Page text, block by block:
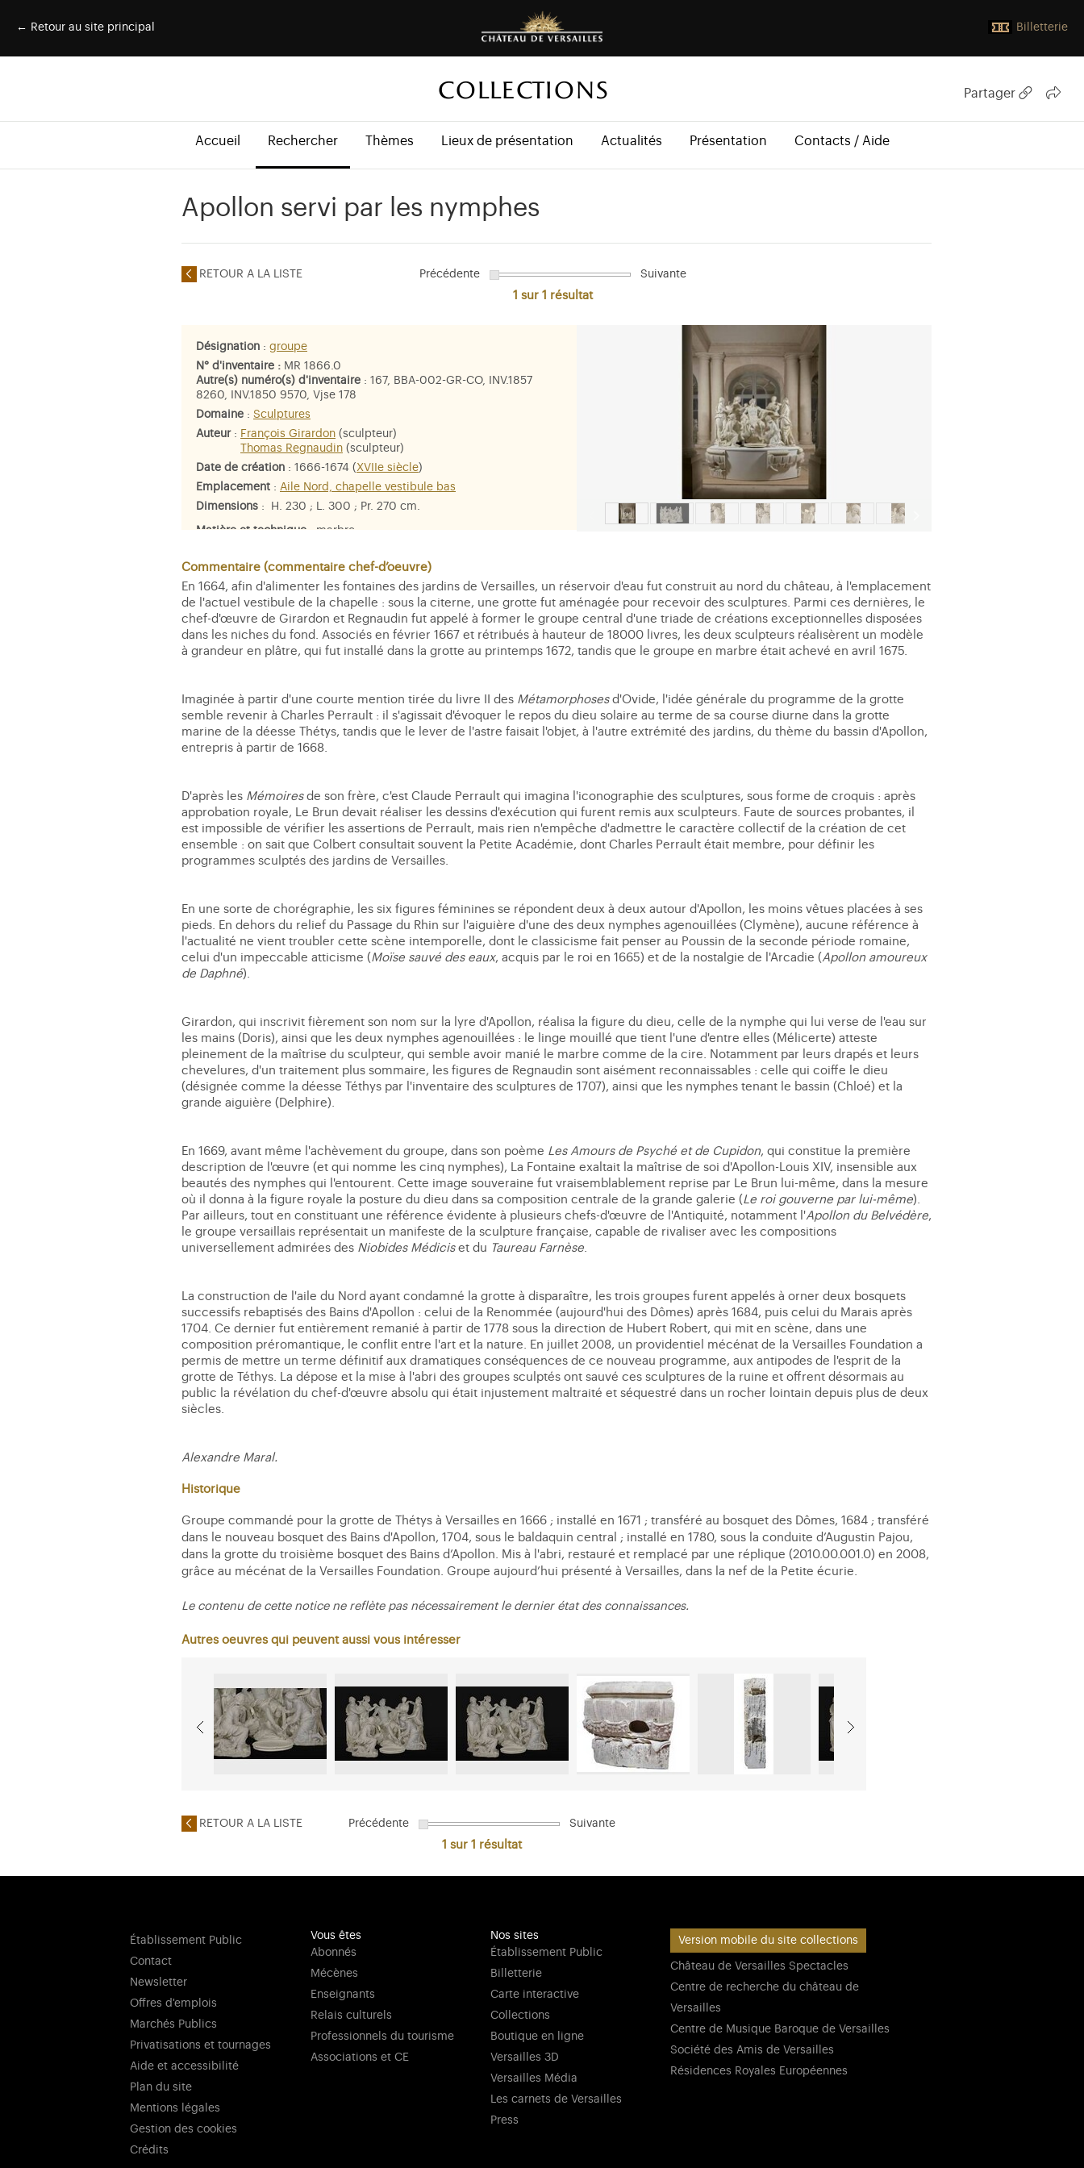
Billetterie
← Retour au site principal
COLLECTIONS Partager
Accueil Rechercher Thèmes Lieux de présentation Actualités Présentation Contacts / Aide
Apollon servi par les nymphes
RETOUR A LA LISTE Précédente Suivante
1 sur 1 résultat
Désignation : groupe
N° d'inventaire : MR 1866.0
Autre(s) numéro(s) d'inventaire : 167, BBA-002-GR-CO, INV.1857
8260, INV.1850 9570, Vjse 178
Domaine : Sculptures
Auteur: François Girardon (sculpteur)
Thomas Regnaudin (sculpteur)
Date de création : 1666-1674 ( XVIIe siècle)
Emplacement : Aile Nord, chapelle vestibule bas
Dimensions : H. 230 ; L. 300 ; Pr. 270 cm.
Matière et technique : marbre
Commentaire (commentaire chef-d’oeuvre)
En 1664, afin d'alimenter les fontaines des jardins de Versailles, un réservoir d'eau fut construit au nord du château, à l'emplacement
de l'actuel vestibule de la chapelle : sous la citerne, une grotte fut aménagée pour recevoir des sculptures. Parmi ces dernières, le
chef-d'œuvre de Girardon et Regnaudin fut appelé à former le groupe central d'une triade de créations exceptionnelles disposées
dans les niches du fond. Associés en février 1667 et rétribués à hauteur de 18000 livres, les deux sculpteurs réalisèrent un modèle
à grandeur en plâtre, qui fut installé dans la grotte au printemps 1672, tandis que le groupe en marbre était achevé en avril 1675.
Imaginée à partir d'une courte mention tirée du livre II des Métamorphosesd'Ovide, l'idée générale du programme de la grotte
semble revenir à Charles Perrault : il s'agissait d'évoquer le repos du dieu solaire au terme de sa course diurne dans la grotte
marine de la déesse Thétys, tandis que le lever de l'astre faisait l'objet, à l'autre extrémité des jardins, du thème du bassin d'Apollon,
entrepris à partir de 1668.
D'après les Mémoiresde son frère, c'est Claude Perrault qui imagina l'iconographie des sculptures, sous forme de croquis : après
approbation royale, Le Brun devait réaliser les dessins d'exécution qui furent remis aux sculpteurs. Faute de sources probantes, il
est impossible de vérifier les assertions de Perrault, mais rien n'empêche d'admettre le caractère collectif de la création de cet
ensemble : on sait que Colbert consultait souvent la Petite Académie, dont Charles Perrault était membre, pour définir les
programmes sculptés des jardins de Versailles.
En une sorte de chorégraphie, les six figures féminines se répondent deux à deux autour d'Apollon, les moins vêtues placées à ses
pieds. En dehors du relief du Passage du Rhin sur l'aiguière d'une des deux nymphes agenouillées (Clymène), aucune référence à
l'actualité ne vient troubler cette scène intemporelle, dont le classicisme fait penser au Poussin de la seconde période romaine,
celui d'un impeccable atticisme (Moïse sauvé des eaux, acquis par le roi en 1665) et de la nostalgie de l'Arcadie (Apollon amoureux
de Daphné).
Girardon, qui inscrivit fièrement son nom sur la lyre d'Apollon, réalisa la figure du dieu, celle de la nymphe qui lui verse de l'eau sur
les mains (Doris), ainsi que les deux nymphes agenouillées : le linge mouillé que tient l'une d'entre elles (Mélicerte) atteste
pleinement de la maîtrise du sculpteur, qui semble avoir manié le marbre comme de la cire. Notamment par leurs drapés et leurs
chevelures, d'un traitement plus sommaire, les figures de Regnaudin sont aisément reconnaissables : celle qui coiffe le dieu
(désignée comme la déesse Téthys par l'inventaire des sculptures de 1707), ainsi que les nymphes tenant le bassin (Chloé) et la
grande aiguière (Delphire).
En 1669, avant même l'achèvement du groupe, dans son poème Les Amours de Psyché et de Cupidon, qui constitue la première
description de l'œuvre (et qui nomme les cinq nymphes), La Fontaine exaltait la maîtrise de soi d'Apollon-Louis XIV, insensible aux
beautés des nymphes qui l'entourent. Cette image souveraine fut vraisemblablement reprise par Le Brun lui-même, dans la mesure
où il donna à la figure royale la posture du dieu dans sa composition centrale de la grande galerie (Le roi gouverne par lui-même).
Par ailleurs, tout en constituant une référence évidente à plusieurs chefs-d'œuvre de l'Antiquité, notamment l'Apollon du Belvédère,
le groupe versaillais représentait un manifeste de la sculpture française, capable de rivaliser avec les compositions
universellement admirées des Niobides Médiciset du Taureau Farnèse.
La construction de l'aile du Nord ayant condamné la grotte à disparaître, les trois groupes furent appelés à orner deux bosquets
successifs rebaptisés des Bains d'Apollon : celui de la Renommée (aujourd'hui des Dômes) après 1684, puis celui du Marais après
1704. Ce dernier fut entièrement remanié à partir de 1778 sous la direction de Hubert Robert, qui mit en scène, dans une
composition préromantique, le conflit entre l'art et la nature. En juillet 2008, un providentiel mécénat de la Versailles Foundation a
permis de mettre un terme définitif aux dramatiques conséquences de ce nouveau programme, aux antipodes de l'esprit de la
grotte de Téthys. La dépose et la mise à l'abri des groupes sculptés ont sauvé ces sculptures de la ruine et offrent désormais au
public la révélation du chef-d'œuvre absolu qui était injustement maltraité et séquestré dans un rocher lointain depuis plus de deux
siècles.
Alexandre Maral.
Historique
Groupe commandé pour la grotte de Thétys à Versailles en 1666 ; installé en 1671 ; transféré au bosquet des Dômes, 1684 ; transféré
dans le nouveau bosquet des Bains d'Apollon, 1704, sous le baldaquin central ; installé en 1780, sous la conduite d’Augustin Pajou,
dans la grotte du troisième bosquet des Bains d’Apollon. Mis à l'abri, restauré et remplacé par une réplique (2010.00.001.0) en 2008,
grâce au mécénat de la Versailles Foundation. Groupe aujourd’hui présenté à Versailles, dans la nef de la Petite écurie.
Le contenu de cette notice ne reflète pas nécessairement le dernier état des connaissances.
Autres oeuvres qui peuvent aussi vous intéresser
RETOUR A LA LISTE Précédente Suivante
1 sur 1 résultat
Établissement Public
Contact
Newsletter
Offres d'emplois
Marchés Publics
Privatisations et tournages
Aide et accessibilité
Plan du site
Mentions légales
Gestion des cookies
Crédits
Vous êtes
Abonnés
Mécènes
Enseignants
Relais culturels
Professionnels du tourisme
Associations et CE
Nos sites
Établissement Public
Billetterie
Carte interactive
Collections
Boutique en ligne
Versailles 3D
Versailles Média
Les carnets de Versailles
Press
Version mobile du site collections
Château de Versailles Spectacles
Centre de recherche du château de
Versailles
Centre de Musique Baroque de Versailles
Société des Amis de Versailles
Résidences Royales Européennes